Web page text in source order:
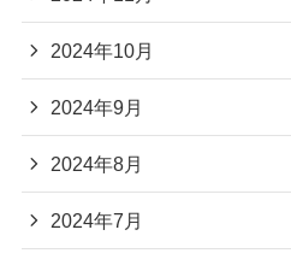
2024年10月
2024年9月
2024年8月
2024年7月